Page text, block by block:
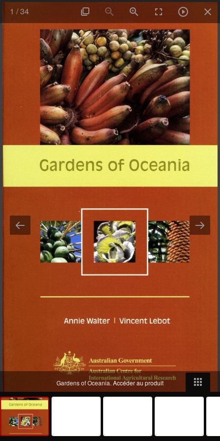
1 /34
Gardens of Oceania.Accéder au produit